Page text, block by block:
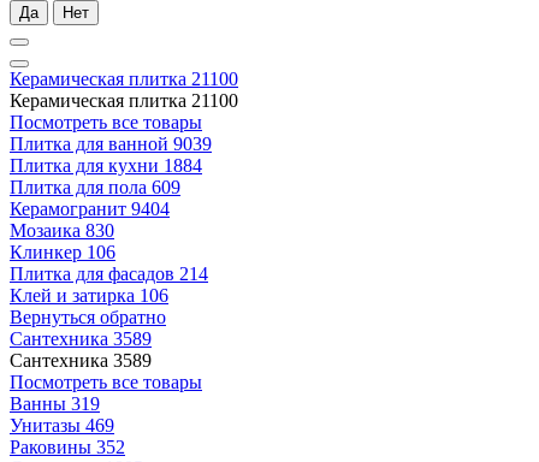
Да Нет
Керамическая плитка 21100
Керамическая плитка 21100
Посмотреть все товары
Плитка для ванной 9039
Плитка для кухни 1884
Плитка для пола 609
Керамогранит 9404
Мозаика 830
Клинкер 106
Плитка для фасадов 214
Клей и затирка 106
Вернуться обратно
Сантехника 3589
Сантехника 3589
Посмотреть все товары
Ванны 319
Унитазы 469
Раковины 352